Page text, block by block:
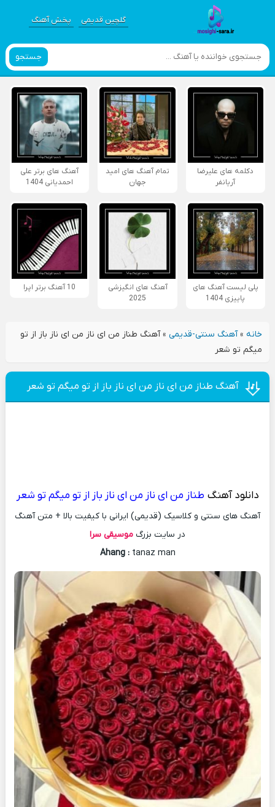
گلچین قدیمی پخش آهنگ
جستجو
دکلمه های علیرضا
آریانفر
تمام آهنگ های امید
جهان
آهنگ های برتر علی
احمدیانی 1404
پلی لیست آهنگ های
پاییزی 1404
آهنگ های انگیزشی
2025
10 آهنگ برتر اپرا
خانه»آهنگ سنتی-قدیمی»آهنگ طناز من ای ناز من ای ناز باز از تو
میگم تو شعر
آهنگ طناز من ای ناز من ای ناز باز از تو میگم تو شعر
دانلود آهنگ طناز من ای ناز من ای ناز باز از تو میگم تو شعر
آهنگ های سنتی و کلاسیک (قدیمی) ایرانی با کیفیت بالا + متن آهنگ
در سایت بزرگ موسیقی سرا
Ahang :tanaz man